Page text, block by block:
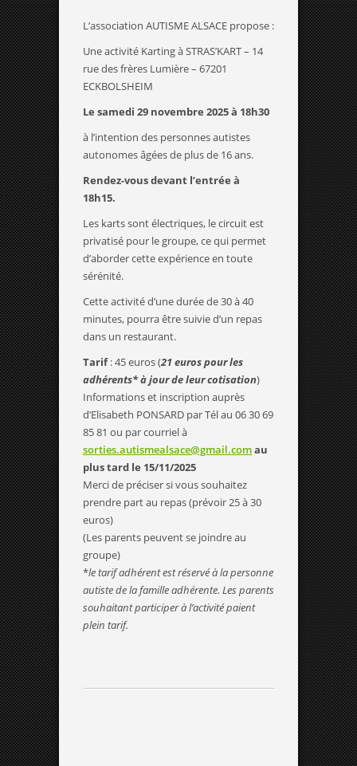
L’association AUTISME ALSACE propose :
Une activité Karting à STRAS’KART – 14
rue des frères Lumière – 67201
ECKBOLSHEIM
Le samedi 29 novembre 2025 à 18h30
à l’intention des personnes autistes
autonomes âgées de plus de 16 ans.
Rendez-vous devant l’entrée à
18h15.
Les karts sont électriques, le circuit est
privatisé pour le groupe, ce qui permet
d’aborder cette expérience en toute
sérénité.
Cette activité d’une durée de 30 à 40
minutes, pourra être suivie d’un repas
dans un restaurant.
Tarif: 45 euros (21 euros pour les
adhérents* à jour de leur cotisation)
Informations et inscription auprès
d’Elisabeth PONSARD par Tél au 06 30 69
85 81 ou par courriel à
sorties.autismealsace@gmail.comau
plus tard le 15/11/2025
Merci de préciser si vous souhaitez
prendre part au repas (prévoir 25 à 30
euros)
(Les parents peuvent se joindre au
groupe)
*le tarif adhérent est réservé à la personne
autiste de la famille adhérente. Les parents
souhaitant participer à l’activité paient
plein tarif.